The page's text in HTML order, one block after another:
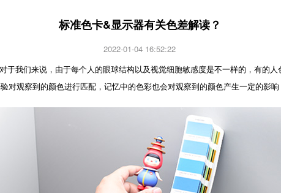
标准色卡&显示器有关色差解读？
2022-01-04 16:52:22
我们来说，由于每个人的眼球结构以及视觉细胞敏感度是不一样的，有的
观察到的颜色进行匹配，记忆中的色彩也会对观察到的颜色产生一定的影响